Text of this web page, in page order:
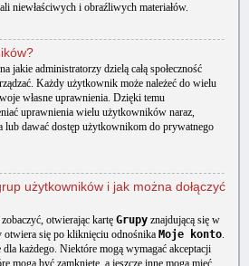
niewłaściwych i obraźliwych materiałów.
jakie administratorzy dzielą całą społeczność
Każdy użytkownik może należeć do wielu
własne uprawnienia. Dzięki temu
uprawnienia wielu użytkowników naraz,
lub dawać dostęp użytkownikom do prywatnego
użytkowników i jak można dołączyć
otwierając kartę Grupy znajdującą się w
otwiera się po kliknięciu odnośnika Moje konto.
każdego. Niektóre mogą wymagać akceptacji
mogą być zamknięte, a jeszcze inne mogą mieć